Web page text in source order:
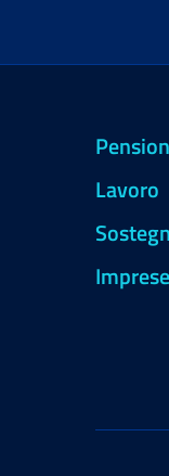
Lavoro